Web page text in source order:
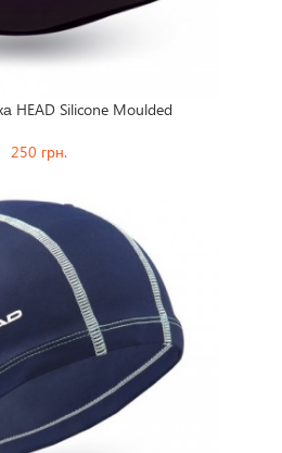
HEAD Silicone Moulded
250 грн.